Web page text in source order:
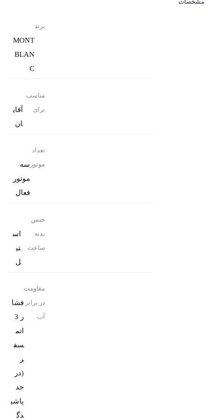
مشخصات
برند
MONT
BLAN
C
مناسب
برای
آقای
ان
تعداد
موتور سه
موتور
فعال
جنس
بدنه
ساعت
اس
تی
ل
مقاومت
در برابر
آب
فشا
ر 3
اتم
سف
ر
(در
حد
پاشی
دگ